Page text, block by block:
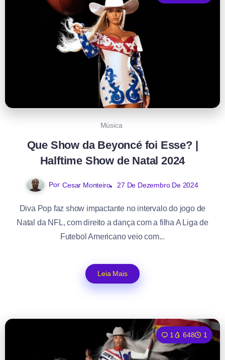
Música
Que Show da Beyoncé foi Esse? |
Halftime Show de Natal 2024
Por Cesar Monteiro 27 De Dezembro De 2024
Diva Pop faz show impactante no intervalo do jogo de
Natal da NFL, com direito a dança com a filha A Liga de
Futebol Americano veio com...
Leia Mais
1 648 1